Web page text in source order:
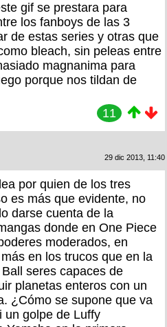
gif se prestara para
los fanboys de las 3
de estas series y otras que
bleach, sin peleas entre
magnanima para
porque nos tildan de
11
29 dic 2013, 11:40
por quien de los tres
es más que evidente, no
darse cuenta de la
donde en One Piece
moderados, en
en los trucos que en la
seres capaces de
planetas enteros con un
¿Cómo se supone que va
un golpe de Luffy